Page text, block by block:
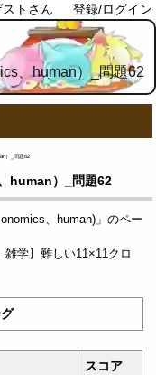
ストさん 登録/ログイン
、human）_問題62
）_問題62
human）_問題62
、human)」のペー
学】難しい11×11クロ
スコア